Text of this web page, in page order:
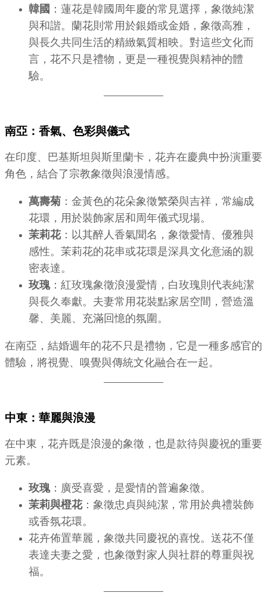
韓國
：蓮花是韓國周年慶的常見選擇，象徵純潔
與和諧。蘭花則常用於銀婚或金婚，象徵高雅，
與長久共同生活的精緻氣質相映。對這些文化而
言，花不只是禮物，更是一種視覺與精神的體
驗。
南亞：香氣、色彩與儀式
在印度、巴基斯坦與斯里蘭卡，花卉在慶典中扮演重要
角色，結合了宗教象徵與浪漫情感。
萬壽菊 ：金黃色的花朵象徵繁榮與吉祥，常編成
花環，用於裝飾家居和周年儀式現場。
茉莉花：以其醉人香氣聞名，象徵愛情、優雅與
感性。茉莉花的花串或花環是深具文化意涵的親
密表達。
玫瑰：紅玫瑰象徵浪漫愛情，白玫瑰則代表純潔
與長久奉獻。夫妻常用花裝點家居空間，營造溫
馨、美麗、充滿回憶的氛圍。
在南亞，結婚週年的花不只是禮物，它是一種多感官的
體驗，將視覺、嗅覺與傳統文化融合在一起。
中東：華麗與浪漫
在中東，花卉既是浪漫的象徵，也是款待與慶祝的重要
元素。
玫瑰：廣受喜愛，是愛情的普遍象徵。
茉莉與橙花：象徵忠貞與純潔，常用於典禮裝飾
或香氛花環。
花卉佈置華麗，象徵共同慶祝的喜悅。送花不僅
表達夫妻之愛，也象徵對家人與社群的尊重與祝
福。